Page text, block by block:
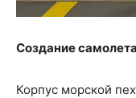
Создание
Корпус морской